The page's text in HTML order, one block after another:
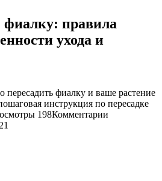
фиалку: правила
ухода и
198Комментарии